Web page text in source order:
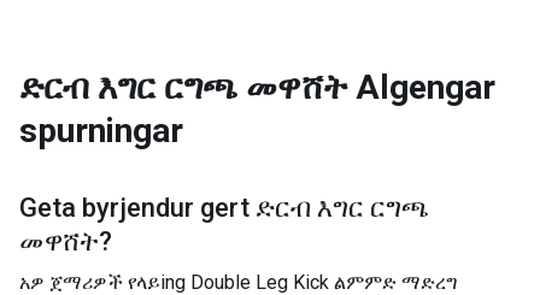
ድርብ እግር ርግጫ መዋሸት Algengar
spurningar
Geta byrjendur gert ድርብ እግር ርግጫ
መዋሸት?
አዎ ጀማሪዎች የላይing Double Leg Kick ልምምድ ማድረግ